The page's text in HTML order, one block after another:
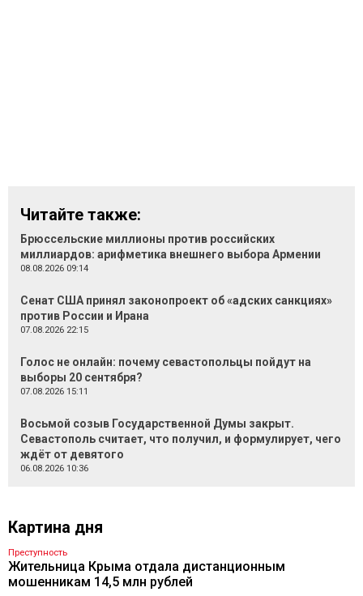
Читайте также:
Брюссельские миллионы против российских
миллиардов: арифметика внешнего выбора Армении
08.08.2026 09:14
Сенат США принял законопроект об «адских санкциях»
против России и Ирана
07.08.2026 22:15
Голос не онлайн: почему севастопольцы пойдут на
выборы 20 сентября?
07.08.2026 15:11
Восьмой созыв Государственной Думы закрыт.
Севастополь считает, что получил, и формулирует, чего
ждёт от девятого
06.08.2026 10:36
Картина дня
Преступность
Жительница Крыма отдала дистанционным
мошенникам 14,5 млн рублей